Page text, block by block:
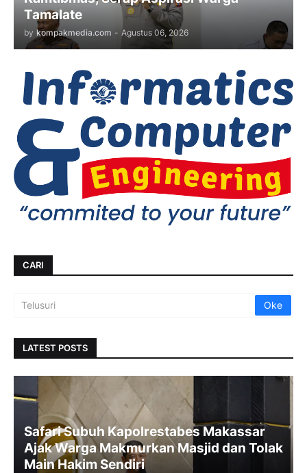
Tamalate
by kompakmedia.com - Agustus 06, 2026
CARI
LATEST POSTS
Safari Subuh Kapolrestabes Makassar
Ajak Warga Makmurkan Masjid dan Tolak
Main Hakim Sendiri